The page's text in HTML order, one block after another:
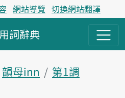
網站導覽 切換網站翻譯
詞辭典
韻母inn
第1調